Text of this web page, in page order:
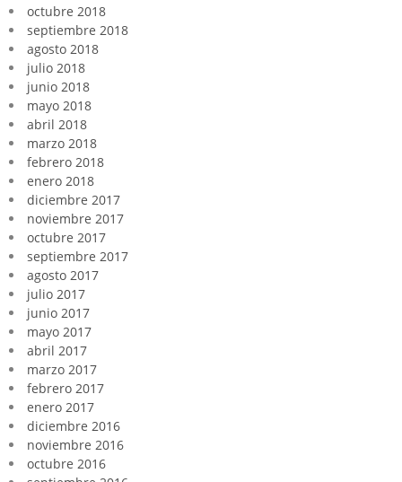
octubre 2018
septiembre 2018
agosto 2018
julio 2018
junio 2018
mayo 2018
abril 2018
marzo 2018
febrero 2018
enero 2018
diciembre 2017
noviembre 2017
octubre 2017
septiembre 2017
agosto 2017
julio 2017
junio 2017
mayo 2017
abril 2017
marzo 2017
febrero 2017
enero 2017
diciembre 2016
noviembre 2016
octubre 2016